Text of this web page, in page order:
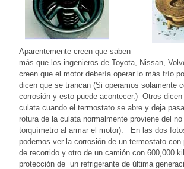
Aparentemente creen que saben
más que los ingenieros de Toyota, Nissan,
creen que el motor debería operar lo más frío
dicen que se trancan (Si operamos solamente
corrosión y esto puede acontecer.) Otros
culata cuando el termostato se abre y deja
rotura de la culata normalmente proviene del
torquímetro al armar el motor). En las dos
podemos ver la corrosión de un termostato con
de recorrido y otro de un camión con 600,000
protección de un refrigerante de última